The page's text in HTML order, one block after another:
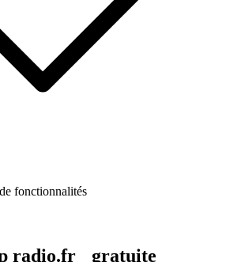
fonctionnalités
radio.fr gratuite